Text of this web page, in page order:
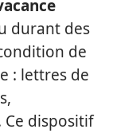
durant des
de
: lettres de
Ce dispositif